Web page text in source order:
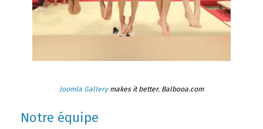
Joomla Gallerymakes it better. Balbooa.com
Notre équipe